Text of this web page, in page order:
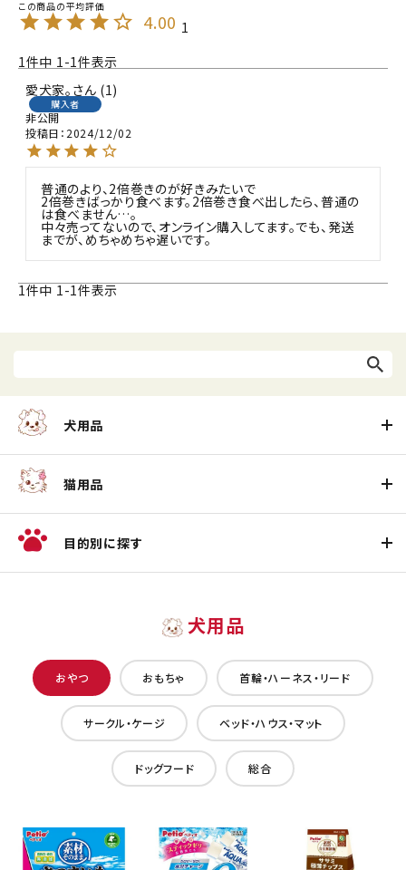
4.00 1
1件中 1-1件表示
愛犬家。
1
購入者
非公開
投稿日 2024/12/02
普通のより、2倍巻きのが好きみたいで
2倍巻きばっかり食べます。2倍巻き食べ出したら、普通の
は食べません…。
中々売ってないので、オンライン購入してます。でも、発送
までが、めちゃめちゃ遅いです。
1件中1-1件表示
犬用品
猫用品
目的別に探す
犬用品
おやつ おもちゃ 首輪・ハーネス・リード
サークル・ケージ ベッド・ハウス・マット
ドッグフード 総合